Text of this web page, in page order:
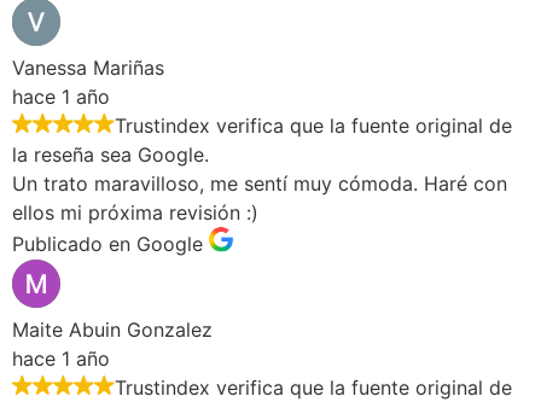
Vanessa Mariñas
hace 1 año
Trustindex verifica que la fuente original de
la reseña sea Google.
Un trato maravilloso, me sentí muy cómoda. Haré con
ellos mi próxima revisión :)
Publicado en Google
Maite Abuin Gonzalez
hace 1 año
Trustindex verifica que la fuente original de